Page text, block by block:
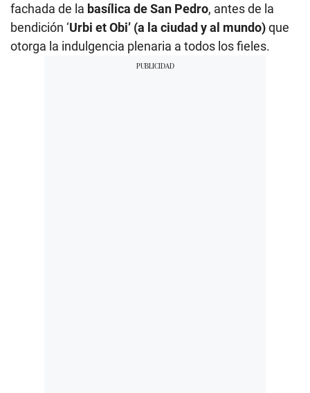
fachada de la basílica de San Pedro, antes de la
bendición ‘Urbi et Obi’ (a la ciudad y al mundo)que
otorga la indulgencia plenaria a todos los fieles.